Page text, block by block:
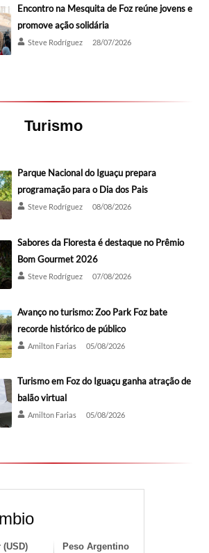
Encontro na Mesquita de Foz reúne jovens e
promove ação solidária
Steve Rodríguez 28/07/2026
Turismo
Parque Nacional do Iguaçu prepara
programação para o Dia dos Pais
Steve Rodríguez 08/08/2026
Sabores da Floresta é destaque no Prêmio
Bom Gourmet 2026
Steve Rodríguez 07/08/2026
Avanço no turismo: Zoo Park Foz bate
recorde histórico de público
Amilton Farias 05/08/2026
Turismo em Foz do Iguaçu ganha atração de
balão virtual
Amilton Farias 05/08/2026
(USD) Peso Argentino